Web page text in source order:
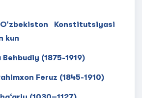
Konstitutsiyasi
kun
Behbudiy (1875-1919)
Feruz (1845-1910)